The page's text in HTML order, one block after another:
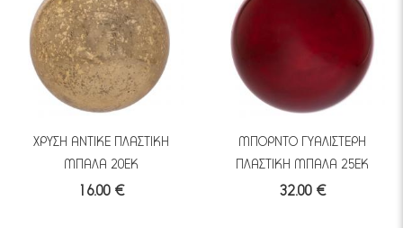
ΧΡΥΣΗ ANTIKE ΠΛΑΣΤΙΚΗ
ΜΠΑΛΑ 20ΕΚ
16.00 €
ΜΠΟΡΝΤΟ ΓΥΑΛΙΣΤΕΡΗ
ΠΛΑΣΤΙΚΗ ΜΠΑΛΑ 25ΕΚ
32.00 €